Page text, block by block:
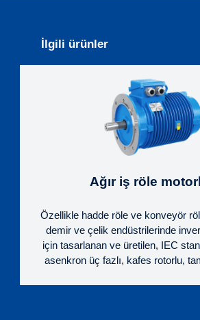
İlgili ürünler
Ağır iş röle
Özellikle hadde röle ve konveyör
demir ve çelik endüstrilerinde
için tasarlanan ve üretilen, IEC
asenkron üç fazlı, kafes rotorlu,